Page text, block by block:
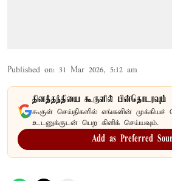
Published on: 31 Mar 2026, 5:12 am
தினத்தந்தியை கூகுளில் பின்தொடரவும்
கூகுள் செய்திகளில் எங்களின் முக்கியச்
உடனுக்குடன் பெற கிளிக் செய்யவும்.
Add as Preferred